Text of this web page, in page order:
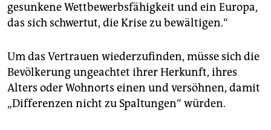
gesunkene Wettbewerbsfähigkeit und ein Europa,
das sich schwertut, die Krise zu bewältigen.“
Um das Vertrauen wiederzufinden, müsse sich die
Bevölkerung ungeachtet ihrer Herkunft, ihres
Alters oder Wohnorts einen und versöhnen, damit
„Differenzen nicht zu Spaltungen“ würden.